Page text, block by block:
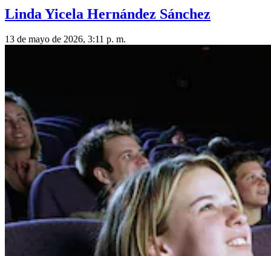
Linda Yicela Hernández Sánchez
13 de mayo de 2026, 3:11 p. m.